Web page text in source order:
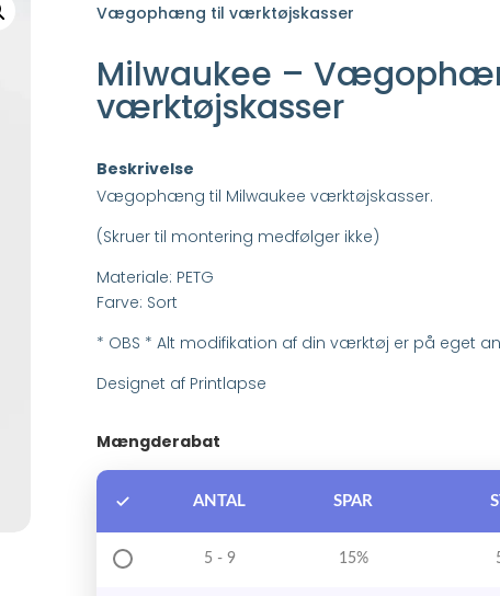
Vægophæng til værktøjskasser
Milwaukee –
værktøjskasser
Beskrivelse
Vægophæng til Milwaukee værktøjskasser.
(Skruer til montering medfølger ikke)
Materiale: PETG
Farve: Sort
* OBS * Alt modifikation af din værktøj er på eget
Designet af Printlapse
Mængderabat
ANTAL SPAR
5 - 9 15%